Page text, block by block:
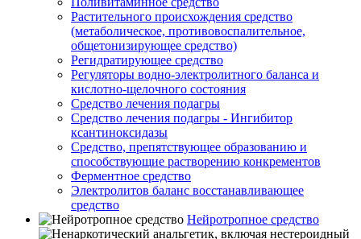
Растительного происхождения средство
(метаболическое, противовоспалительное,
общетонизирующее средство)
Регидратирующее средство
Регуляторы водно-электролитного баланса и
кислотно-щелочного состояния
Средство лечения подагры
Средство лечения подагры - Ингибитор
ксантиноксидазы
Средство, препятствующее образованию и
способствующие растворению конкрементов
Ферментное средство
Электролитов баланс восстанавливающее
средство
Нейротропное средство